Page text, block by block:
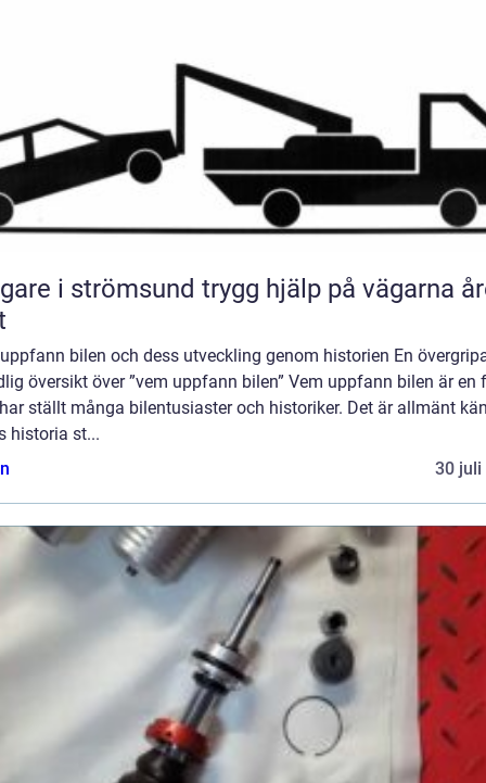
strömsund trygg hjälp på vägarna året
bilen och dess utveckling genom historien En
översikt över ”vem uppfann bilen” Vem uppfann bilen är en
ställt många bilentusiaster och historiker. Det är allmänt
historia st...
30 juli